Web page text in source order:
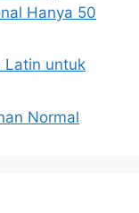
Hanya 50
Latin untuk
Normal